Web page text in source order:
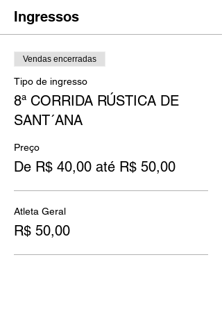
Ingressos
Vendas encerradas
Tipo de ingresso
8ª CORRIDA RÚSTICA DE
SANT´ANA
Preço
De R$ 40,00 até R$ 50,00
Atleta Geral
R$ 50,00